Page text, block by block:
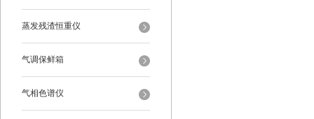
蒸发残渣恒重仪
气调保鲜箱
气相色谱仪